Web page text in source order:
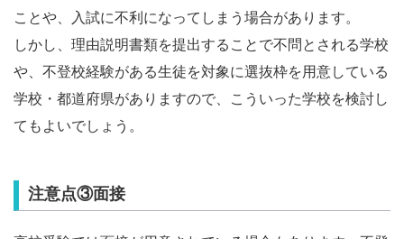
ことや、入試に不利になってしまう場合があります。
しかし、理由説明書類を提出することで不問とされる学校
や、不登校経験がある生徒を対象に選抜枠を用意している
学校・都道府県がありますので、こういった学校を検討し
てもよいでしょう。
注意点③面接